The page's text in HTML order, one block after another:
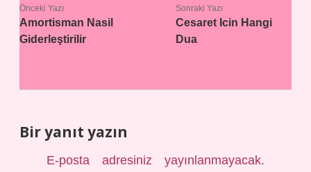
Önceki Yazı
Amortisman Nasil
Giderleştirilir
Sonraki Yazı
Cesaret Icin Hangi
Dua
Bir yanıt yazın
E-posta adresiniz yayınlanmayacak.